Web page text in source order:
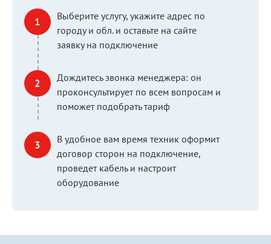
Выберите услугу, укажите адрес по
городу и обл. и оставьте на сайте
заявку на подключение
Дождитесь звонка менеджера: он
проконсультирует по всем вопросам и
поможет подобрать тариф
В удобное вам время техник оформит
договор сторон на подключение,
проведет кабель и настроит
оборудование